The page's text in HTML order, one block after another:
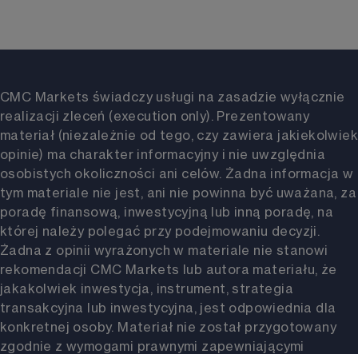
CMC Markets świadczy usługi na zasadzie wyłącznie
realizacji zleceń (execution only). Prezentowany
materiał (niezależnie od tego, czy zawiera jakiekolwiek
opinie) ma charakter informacyjny i nie uwzględnia
osobistych okoliczności ani celów. Żadna informacja w
tym materiale nie jest, ani nie powinna być uważana, za
poradę finansową, inwestycyjną lub inną poradę, na
której należy polegać przy podejmowaniu decyzji.
Żadna z opinii wyrażonych w materiale nie stanowi
rekomendacji CMC Markets lub autora materiału, że
jakakolwiek inwestycja, instrument, strategia
transakcyjna lub inwestycyjna, jest odpowiednia dla
konkretnej osoby. Materiał nie został przygotowany
zgodnie z wymogami prawnymi zapewniającymi